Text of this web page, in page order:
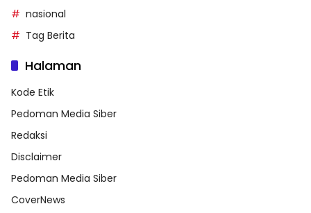
nasional
Tag Berita
Halaman
Kode Etik
Pedoman Media Siber
Redaksi
Disclaimer
Pedoman Media Siber
CoverNews